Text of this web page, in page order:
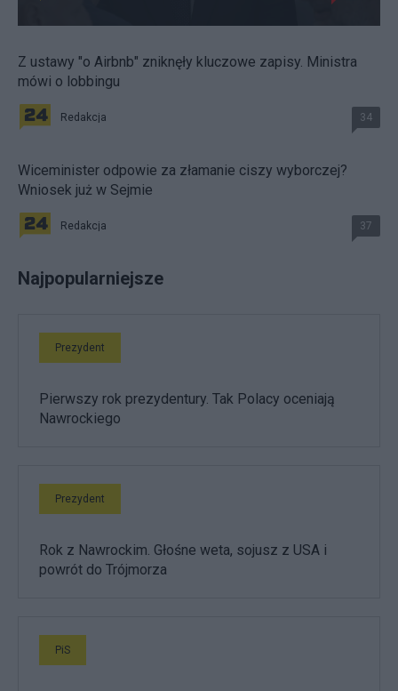
Z ustawy "o Airbnb" zniknęły kluczowe zapisy. Ministra
mówi o lobbingu
Redakcja 34
Wiceminister odpowie za złamanie ciszy wyborczej?
Wniosek już w Sejmie
Redakcja 37
Najpopularniejsze
Prezydent
Pierwszy rok prezydentury. Tak Polacy oceniają
Nawrockiego
Prezydent
Rok z Nawrockim. Głośne weta, sojusz z USA i
powrót do Trójmorza
PiS